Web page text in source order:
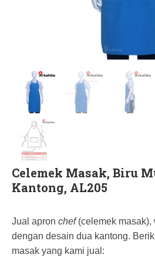
Celemek Masak, Biru
Kantong, AL205
Jual apron chef(celemek masak),
dengan desain dua kantong.
masak yang kami jual: